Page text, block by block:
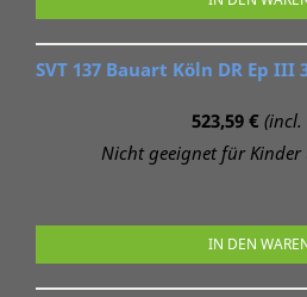
SVT 137 Bauart Köln DR Ep III
523,59 € (incl.
Nicht geeignet für
IN DEN